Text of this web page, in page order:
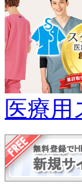
医療